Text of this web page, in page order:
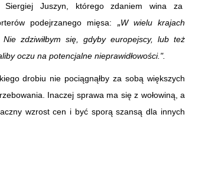
Siergiej Juszyn, którego zdaniem wina za
podejrzanego mięsa: „W wielu krajach
zdziwiłbym się, gdyby europejscy, lub też
oczu na potencjalne nieprawidłowości.".
drobiu nie pociągnąłby za sobą większych
Inaczej sprawa ma się z wołowiną, a
wzrost cen i być sporą szansą dla innych